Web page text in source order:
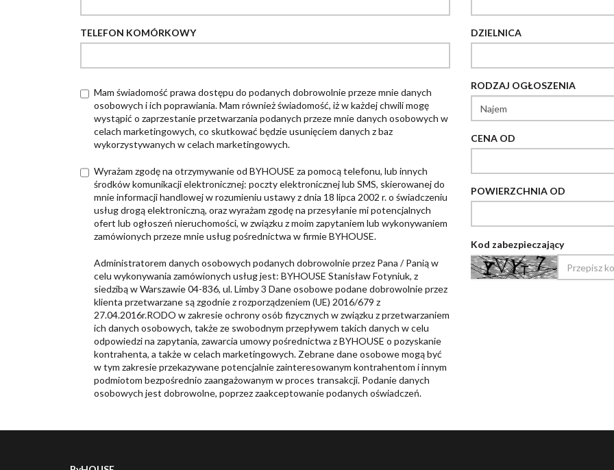
TELEFON KOMÓRKOWY
Mam świadomość prawa dostępu do podanych dobrowolnie przeze mnie danych
osobowych i ich poprawiania. Mam również świadomość, iż w każdej chwili mogę
wystąpić o zaprzestanie przetwarzania podanych przeze mnie danych osobowych w
celach marketingowych, co skutkować będzie usunięciem danych z baz
wykorzystywanych w celach marketingowych.
Wyrażam zgodę na otrzymywanie od BYHOUSE za pomocą telefonu, lub innych
środków komunikacji elektronicznej: poczty elektronicznej lub SMS, skierowanej do
mnie informacji handlowej w rozumieniu ustawy z dnia 18 lipca 2002 r. o świadczeniu
usług drogą elektroniczną, oraz wyrażam zgodę na przesyłanie mi potencjalnych
ofert lub ogłoszeń nieruchomości, w związku z moim zapytaniem lub wykonywaniem
zamówionych przeze mnie usług pośrednictwa w firmie BYHOUSE.
Administratorem danych osobowych podanych dobrowolnie przez Pana / Panią w
celu wykonywania zamówionych usług jest: BYHOUSE Stanisław Fotyniuk, z
siedzibą w Warszawie 04-836, ul. Limby 3 Dane osobowe podane dobrowolnie przez
klienta przetwarzane są zgodnie z rozporządzeniem (UE) 2016/679 z
27.04.2016r.RODO w zakresie ochrony osób fizycznych w związku z przetwarzaniem
ich danych osobowych, także ze swobodnym przepływem takich danych w celu
odpowiedzi na zapytania, zawarcia umowy pośrednictwa z BYHOUSE o pozyskanie
kontrahenta, a także w celach marketingowych. Zebrane dane osobowe mogą być
w tym zakresie przekazywane potencjalnie zainteresowanym kontrahentom i innym
podmiotom bezpośrednio zaangażowanym w proces transakcji. Podanie danych
osobowych jest dobrowolne, poprzez zaakceptowanie podanych oświadczeń.
DZIELNICA
RODZAJ OGŁOSZENIA
CENA OD
POWIERZCHNIA OD
Kod zabezpieczający